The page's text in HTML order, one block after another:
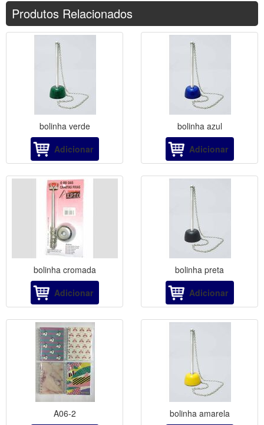
Produtos Relacionados
bolinha verde
Adicionar
bolinha azul
Adicionar
bolinha cromada
Adicionar
bolinha preta
Adicionar
A06-2
bolinha amarela